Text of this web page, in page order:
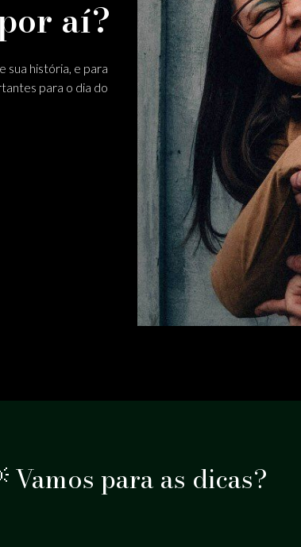
aí?
sua história, e para
para o dia do
Vamos para as dicas?